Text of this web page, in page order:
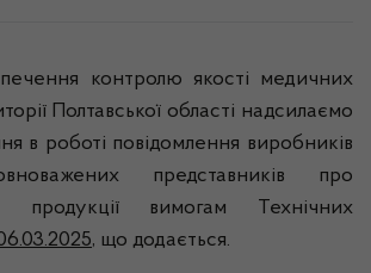
контролю якості медичних
Полтавської області надсилаємо
в роботі повідомлення виробників
представників про
продукції вимогам Технічних
, що додається.